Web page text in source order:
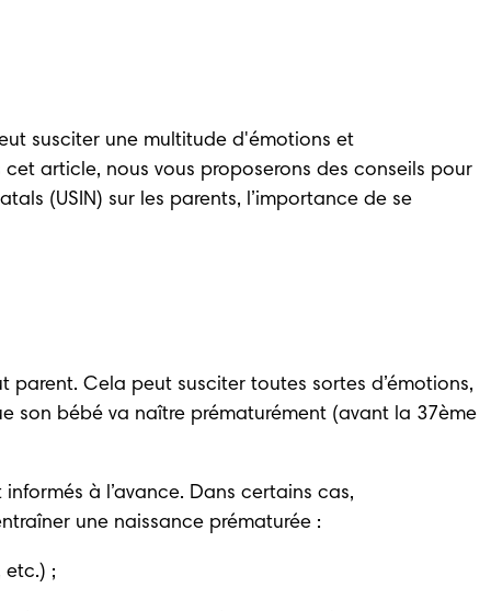
susciter une multitude d'émotions et
article, nous vous proposerons des conseils pour
(USIN) sur les parents, l’importance de se
Cela peut susciter toutes sortes d’émotions,
son bébé va naître prématurément (avant la 37ème
à l’avance. Dans certains cas,
une naissance prématurée :
etc.) ;